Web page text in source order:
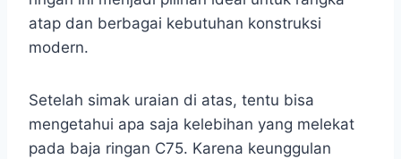
atap dan berbagai kebutuhan konstruksi
modern.
Setelah simak uraian di atas, tentu bisa
mengetahui apa saja kelebihan yang melekat
pada baja ringan C75. Karena keunggulan